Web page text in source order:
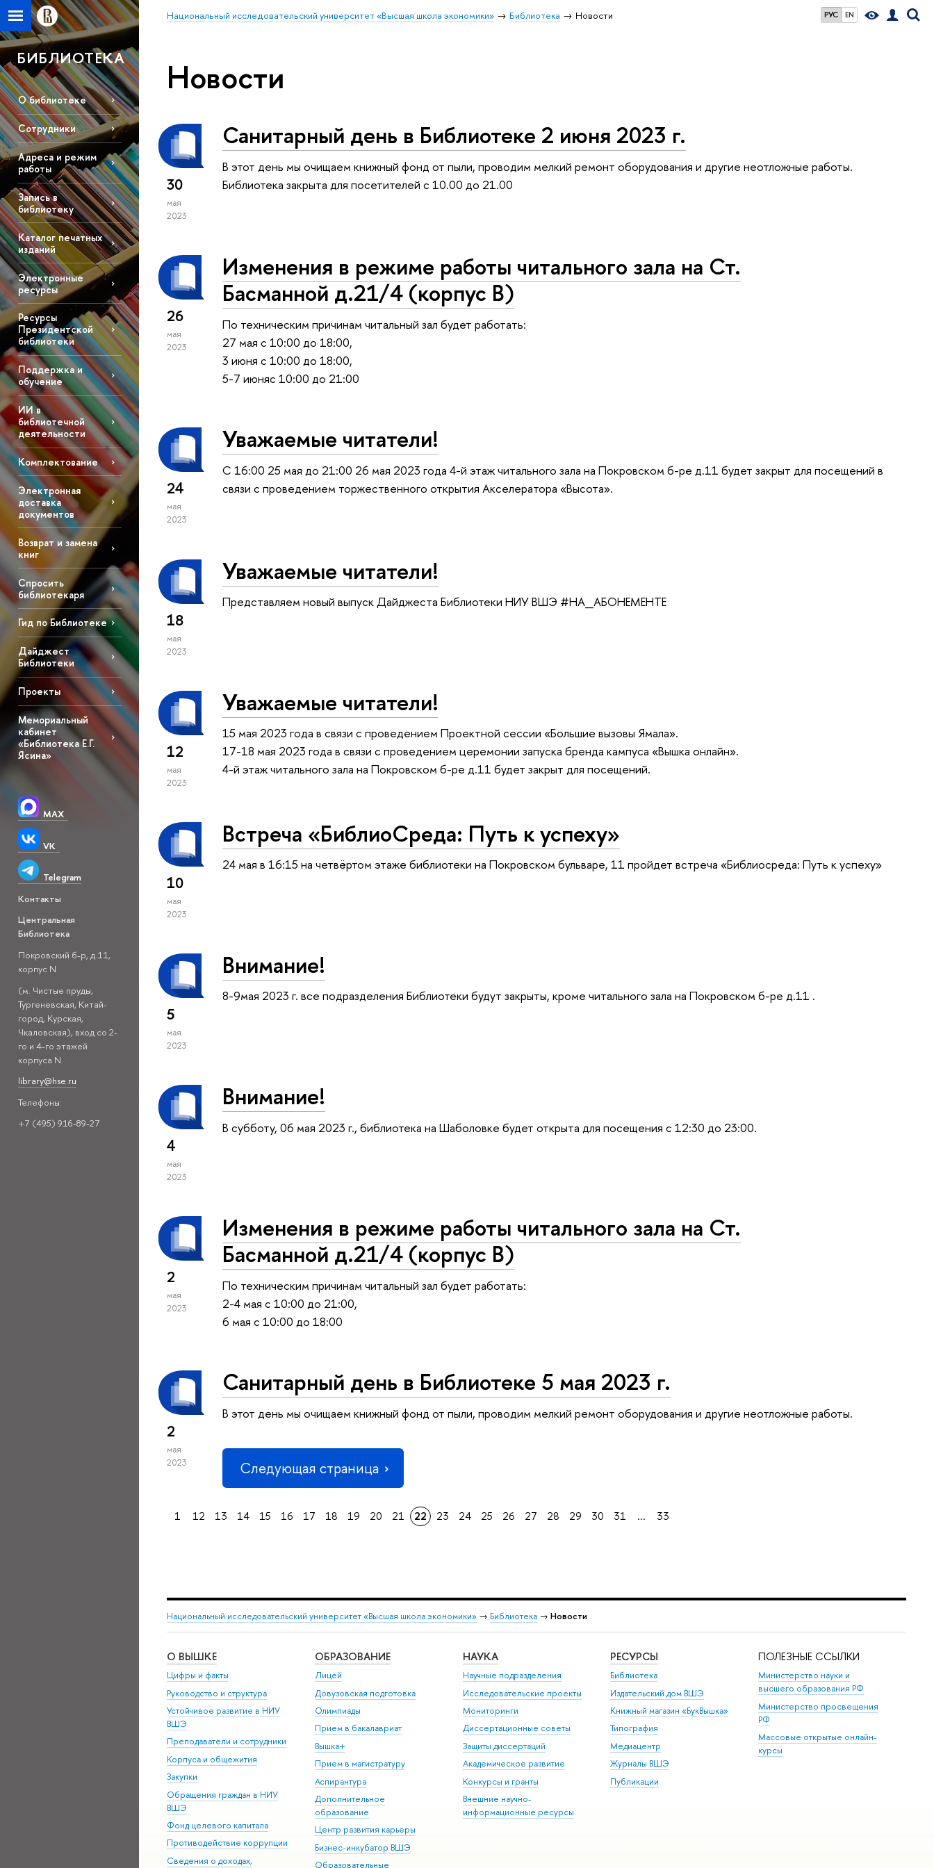
РУС EN
Национальный исследовательский университет «Высшая школа экономики» Библиотека Новости
БИБЛИОТЕКА
О библиотеке
Сотрудники
Адреса и режим
работы
Запись в
библиотеку
Каталог печатных
изданий
Электронные
ресурсы
Ресурсы
Президентской
библиотеки
Поддержка и
обучение
ИИ в
библиотечной
деятельности
Комплектование
Электронная
доставка
документов
Возврат и замена
книг
Спросить
библиотекаря
Гид по Библиотеке
Дайджест
Библиотеки
Проекты
Мемориальный
кабинет
«Библиотека Е.Г.
Ясина»
MAX
VK
Telegram
Контакты
Центральная
Библиотека
Покровский б-р, д.11,
корпус N
(м. Чистые пруды,
Тургеневская, Китай-
город, Курская,
Чкаловская), вход со 2-
го и 4-го этажей
корпуса N.
library@hse.ru
Телефоны:
+7 (495) 916-89-27
Новости
30
мая
2023
Санитарный день в Библиотеке 2 июня 2023 г.
В этот день мы очищаем книжный фонд от пыли, проводим мелкий ремонт оборудования и другие неотложные работы.
Библиотека закрыта для посетителей с 10.00 до 21.00
26
мая
2023
Изменения в режиме работы читального зала на Ст.
Басманной д.21/4 (корпус В)
По техническим причинам читальный зал будет работать:
27 мая с 10:00 до 18:00,
3 июня с 10:00 до 18:00,
5-7 июняс 10:00 до 21:00
24
мая
2023
Уважаемые читатели!
C 16:00 25 мая до 21:00 26 мая 2023 года 4-й этаж читального зала на Покровском б-ре д.11 будет закрыт для посещений в
связи с проведением торжественного открытия Акселератора «Высота».
18
мая
2023
Уважаемые читатели!
Представляем новый выпуск Дайджеста Библиотеки НИУ ВШЭ #НА_АБОНЕМЕНТЕ
12
мая
2023
Уважаемые читатели!
15 мая 2023 года в связи с проведением Проектной сессии «Большие вызовы Ямала».
17-18 мая 2023 года в связи с проведением церемонии запуска бренда кампуса «Вышка онлайн».
4-й этаж читального зала на Покровском б-ре д.11 будет закрыт для посещений.
10
мая
2023
Встреча «БиблиоСреда: Путь к успеху»
24 мая в 16:15 на четвёртом этаже библиотеки на Покровском бульваре, 11 пройдет встреча «Библиосреда: Путь к успеху»
5
мая
2023
Внимание!
8-9мая 2023 г. все подразделения Библиотеки будут закрыты, кроме читального зала на Покровском б-ре д.11 .
4
мая
2023
Внимание!
В субботу, 06 мая 2023 г., библиотека на Шаболовке будет открыта для посещения с 12:30 до 23:00.
2
мая
2023
Изменения в режиме работы читального зала на Ст.
Басманной д.21/4 (корпус В)
По техническим причинам читальный зал будет работать:
2-4 мая с 10:00 до 21:00,
6 мая с 10:00 до 18:00
2
мая
2023
Санитарный день в Библиотеке 5 мая 2023 г.
В этот день мы очищаем книжный фонд от пыли, проводим мелкий ремонт оборудования и другие неотложные работы.
Следующая страница
1 12 13 14 15 16 17 18 19 20 21 22 23 24 25 26 27 28 29 30 31 ... 33
Национальный исследовательский университет «Высшая школа экономики» → Библиотека → Новости
О ВЫШКЕ
Цифры и факты
Руководство и структура
Устойчивое развитие в НИУ
ВШЭ
Преподаватели и сотрудники
Корпуса и общежития
Закупки
Обращения граждан в НИУ
ВШЭ
Фонд целевого капитала
Противодействие коррупции
Сведения о доходах,
ОБРАЗОВАНИЕ
Лицей
Довузовская подготовка
Олимпиады
Прием в бакалавриат
Вышка+
Прием в магистратуру
Аспирантура
Дополнительное
образование
Центр развития карьеры
Бизнес-инкубатор ВШЭ
Образовательные
НАУКА
Научные подразделения
Исследовательские проекты
Мониторинги
Диссертационные советы
Защиты диссертаций
Академическое развитие
Конкурсы и гранты
Внешние научно-
информационные ресурсы
РЕСУРСЫ
Библиотека
Издательский дом ВШЭ
Книжный магазин «БукВышка»
Типография
Медиацентр
Журналы ВШЭ
Публикации
ПОЛЕЗНЫЕ ССЫЛКИ
Министерство науки и
высшего образования РФ
Министерство просвещения
РФ
Массовые открытые онлайн-
курсы